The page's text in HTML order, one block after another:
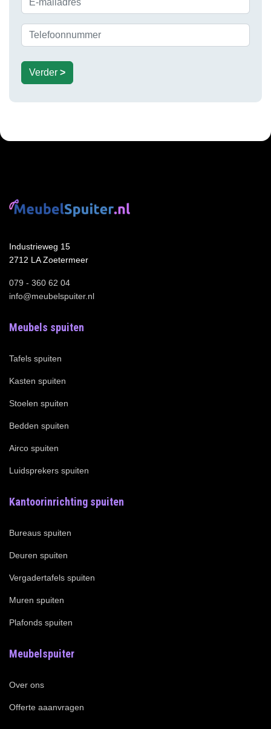
Verder >
Industrieweg 15
2712 LA Zoetermeer
079 - 360 62 04
info@meubelspuiter.nl
Meubels spuiten
Tafels spuiten
Kasten spuiten
Stoelen spuiten
Bedden spuiten
Airco spuiten
Luidsprekers spuiten
Kantoorinrichting spuiten
Bureaus spuiten
Deuren spuiten
Vergadertafels spuiten
Muren spuiten
Plafonds spuiten
Meubelspuiter
Over ons
Offerte aaanvragen